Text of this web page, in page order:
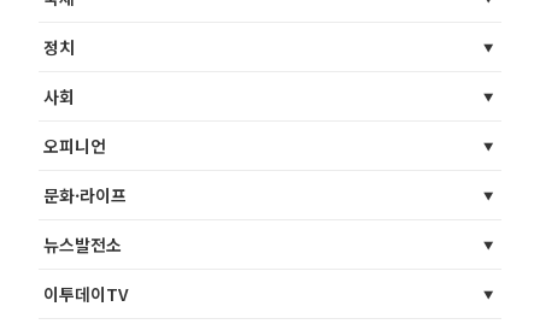
정치
사회
오피니언
문화·라이프
뉴스발전소
이투데이TV